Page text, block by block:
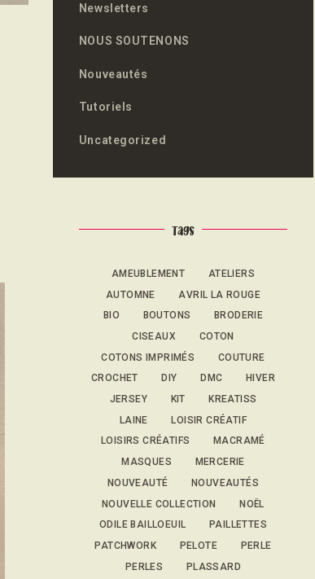
Newsletters
NOUS SOUTENONS
Nouveautés
Tutoriels
Uncategorized
Tags
AMEUBLEMENT
ATELIERS
AUTOMNE
AVRIL LA ROUGE
BIO
BOUTONS
BRODERIE
CISEAUX
COTON
COTONS IMPRIMÉS
COUTURE
CROCHET
DIY DMC
HIVER
JERSEY
KIT
KREATISS
LAINE
LOISIR CRÉATIF
LOISIRS CRÉATIFS
MACRAMÉ
MASQUES
MERCERIE
NOUVEAUTÉ
NOUVEAUTÉS
NOUVELLE COLLECTION
NOËL
ODILE BAILLOEUIL
PAILLETTES
PATCHWORK
PELOTE
PERLE
PERLES
PLASSARD